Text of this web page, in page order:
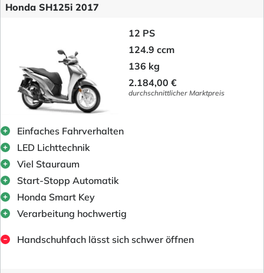
Honda SH125i 2017
12 PS
124.9 ccm
136 kg
2.184,00 €
durchschnittlicher Marktpreis
Einfaches Fahrverhalten
LED Lichttechnik
Viel Stauraum
Start-Stopp Automatik
Honda Smart Key
Verarbeitung hochwertig
Handschuhfach lässt sich schwer öffnen